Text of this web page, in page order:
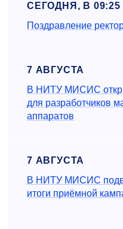
СЕГОДНЯ, В 09:25
Поздравление
7 АВГУСТА
В НИТУ МИСИС
для разработчиков
аппаратов
7 АВГУСТА
В НИТУ МИСИС
итоги приёмной